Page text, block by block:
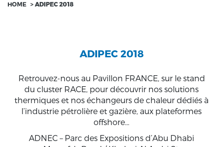
HOME > ADIPEC 2018
ADIPEC 2018
Retrouvez-nous au Pavillon FRANCE, sur le stand
du cluster RACE, pour découvrir nos solutions
thermiques et nos échangeurs de chaleur dédiés à
l’industrie pétrolière et gazière, aux plateformes
offshore…
ADNEC – Parc des Expositions d’Abu Dhabi